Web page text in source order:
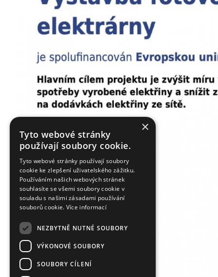
×
Tyto webové stránky
používají soubory cookie.
Tyto webové stránky používají soubory
cookie ke zlepšení uživatelského zážitku.
Používáním našich webových stránek
souhlasíte se všemi soubory cookie v
souladu s našimi zásadami používání
souborů cookie. Více informací
NEZBYTNĚ NUTNÉ SOUBORY
VÝKONOVÉ SOUBORY
SOUBORY CÍLENÍ